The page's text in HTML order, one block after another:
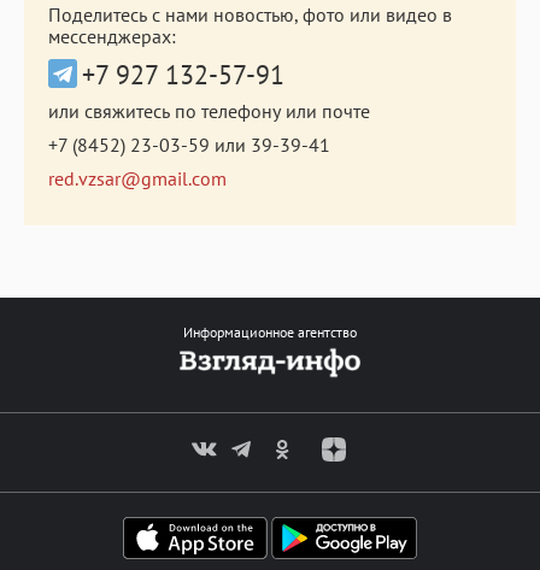
Поделитесь с нами новостью, фото или видео в
мессенджерах:
+7 927 132-57-91
или свяжитесь по телефону или почте
+7 (8452) 23-03-59 или 39-39-41
red.vzsar@gmail.com
Информационное агентство